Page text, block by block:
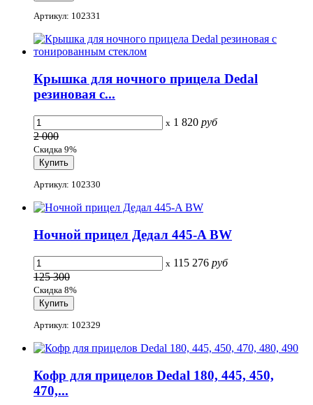
Артикул: 102331
Крышка для ночного прицела Dedal
резиновая с...
x 1 820 руб
2 000
Скидка 9%
Артикул: 102330
Ночной прицел Дедал 445-A BW
x 115 276 руб
125 300
Скидка 8%
Артикул: 102329
Кофр для прицелов Dedal 180, 445, 450,
470,...